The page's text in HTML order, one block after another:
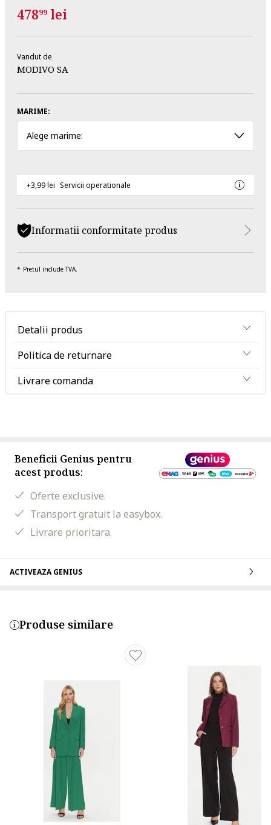
47899 lei
Vandut de
MODIVO SA
MARIME:
Alege marime:
+3,99 lei Servicii operationale
Informatii conformitate produs
Pretul include TVA.
Detalii produs
Politica de returnare
Livrare comanda
Beneficii Genius pentru
acest produs:
Oferte exclusive.
Transport gratuit la easybox.
Livrare prioritara.
ACTIVEAZA GENIUS
Produse similare